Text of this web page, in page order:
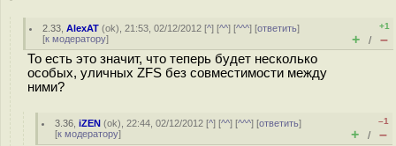
2.33 ,AlexAT (ok), 21:53, 02/12/2012 [^] [^^] [^^^] [ответить]
[к модератору]
+1
+ / –
То есть это значит, что теперь будет несколько
особых, уличных ZFS без совместимости между
ними?
3.36 ,iZEN (ok), 22:44, 02/12/2012 [^] [^^] [^^^] [ответить]
[к модератору]
–1
+ / –